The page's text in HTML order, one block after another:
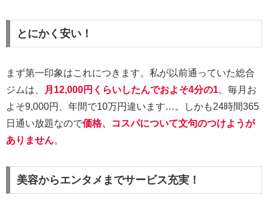
とにかく安い！
まず第一印象はこれにつきます。私が以前通っていた総合
ジムは、
月12,000円くらいしたんでおよそ4分の1。毎月お
よそ9,000円、年間で10万円違います…。しかも24時間365
日通い放題なので価格、コスパについて文句のつけようが
ありません。
美容からエンタメまでサービス充実！